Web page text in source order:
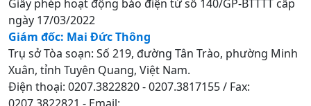
Giấy phép hoạt động báo điện tử số 140/GP-BTTTT cấp
ngày 17/03/2022
Giám đốc: Mai Đức Thông
Trụ sở Tòa soạn: Số 219, đường Tân Trào, phường Minh
Xuân, tỉnh Tuyên Quang, Việt Nam.
Điện thoại: 0207.3822820 - 0207.3817155 / Fax: